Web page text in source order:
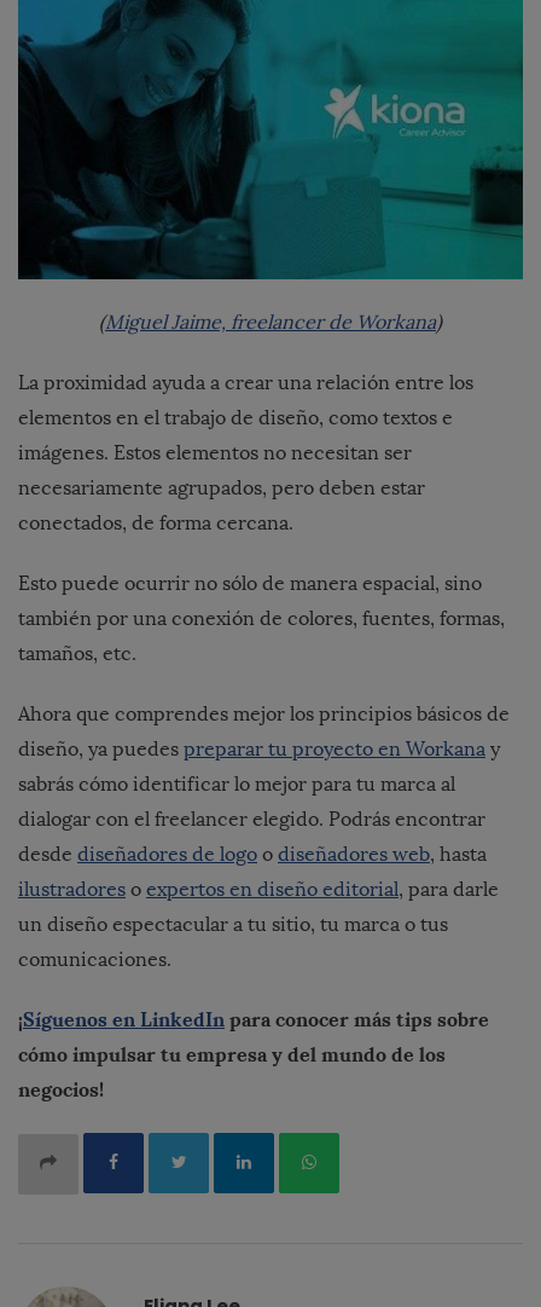
(Miguel Jaime, freelancer de Workana)
La proximidad ayuda a crear una relación entre los
elementos en el trabajo de diseño, como textos e
imágenes. Estos elementos no necesitan ser
necesariamente agrupados, pero deben estar
conectados, de forma cercana.
Esto puede ocurrir no sólo de manera espacial, sino
también por una conexión de colores, fuentes, formas,
tamaños, etc.
Ahora que comprendes mejor los principios básicos de
diseño, ya puedes preparar tu proyecto en Workana y
sabrás cómo identificar lo mejor para tu marca al
dialogar con el freelancer elegido. Podrás encontrar
desde diseñadores de logo o diseñadores web, hasta
ilustradores o expertos en diseño editorial, para darle
un diseño espectacular a tu sitio, tu marca o tus
comunicaciones.
¡Síguenos en LinkedIn para conocer más tips sobre
cómo impulsar tu empresa y del mundo de los
negocios!